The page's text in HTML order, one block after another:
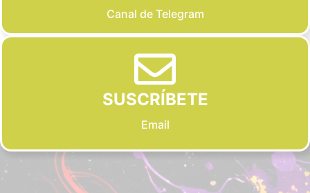
Canal de Telegram
SUSCRÍBETE
Email